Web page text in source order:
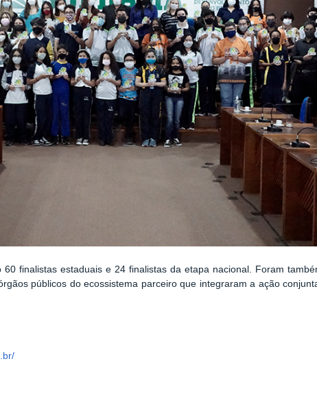
finalistas estaduais e 24 finalistas da etapa nacional. Foram
públicos do ecossistema parceiro que integraram a ação